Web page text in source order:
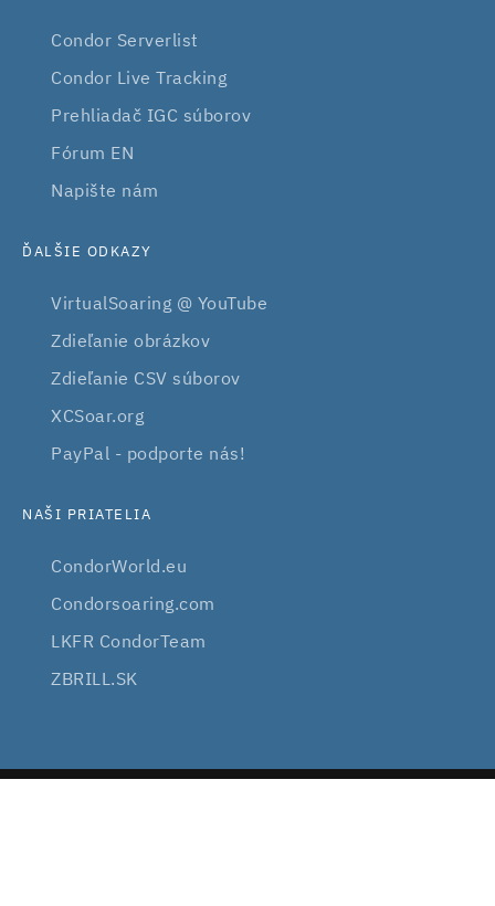
Condor Serverlist
Condor Live Tracking
Prehliadač IGC súborov
Fórum EN
Napište nám
ĎALŠIE ODKAZY
VirtualSoaring @ YouTube
Zdieľanie obrázkov
Zdieľanie CSV súborov
XCSoar.org
PayPal - podporte nás!
NAŠI PRIATELIA
CondorWorld.eu
Condorsoaring.com
LKFR CondorTeam
ZBRILL.SK